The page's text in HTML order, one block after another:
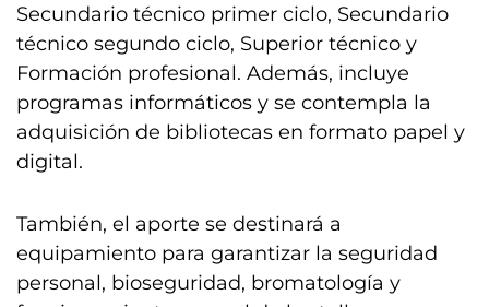
Secundario técnico primer ciclo, Secundario
técnico segundo ciclo, Superior técnico y
Formación profesional. Además, incluye
programas informáticos y se contempla la
adquisición de bibliotecas en formato papel y
digital.
También, el aporte se destinará a
equipamiento para garantizar la seguridad
personal, bioseguridad, bromatología y